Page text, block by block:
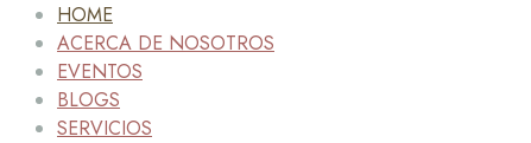
HOME
ACERCA DE NOSOTROS
EVENTOS
BLOGS
SERVICIOS